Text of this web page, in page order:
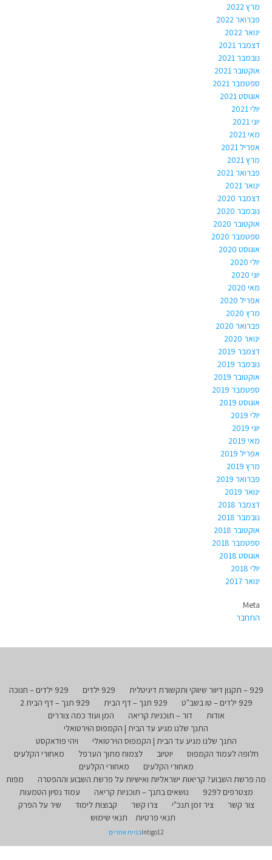
מרץ 2022
פברואר 2022
ינואר 2022
דצמבר 2021
נובמבר 2021
אוקטובר 2021
ספטמבר 2021
אוגוסט 2021
יולי 2021
יוני 2021
מאי 2021
אפריל 2021
מרץ 2021
פברואר 2021
ינואר 2021
דצמבר 2020
נובמבר 2020
אוקטובר 2020
ספטמבר 2020
אוגוסט 2020
יולי 2020
יוני 2020
מאי 2020
אפריל 2020
מרץ 2020
פברואר 2020
ינואר 2020
דצמבר 2019
נובמבר 2019
אוקטובר 2019
ספטמבר 2019
אוגוסט 2019
יולי 2019
יוני 2019
מאי 2019
אפריל 2019
מרץ 2019
פברואר 2019
ינואר 2019
דצמבר 2018
נובמבר 2018
אוקטובר 2018
ספטמבר 2018
אוגוסט 2018
יולי 2018
ינואר 2017
Meta
התחבר
929 – תקנון דיוור שיווקי ותקשורת דיגיטלית 929 ילדים
929 ילדים – חנוכה
929 ילדים – טו בשב"ט
929 תנך – דף הבית
929 תנך – דף הבית 2
אודות
דור – תוכניות קריאה
המן ועוד כמה צוררים
התנך שלנו מגיע עד הבית | הקמפוס הוירטואלי
התנך שלנו מגיע עד הבית | הקמפוס הוירטואלי
ויהי פודאקסט
חלופה לעמוד הקמפוס
יוטיוב לצמוח מתוך הערפל
מאחורי הקלעים
מאחורי הקלעים
מאחורי הקלעים
מה פרשת השבוע? קריאות ישראליות ואישיות על פרשת השבוע וההפטרה
מפות
מצטרפים ל929
נושאים בתנך – תוכניות קריאה
עמוד נסיון הטמעות
צור קשר
ציר זמן תנכ"י צרו קשר קבוצות לימוד
שיר על הפרק
תנאי פרטיות
תנאי שימוש
Intigo12בניית אתרים